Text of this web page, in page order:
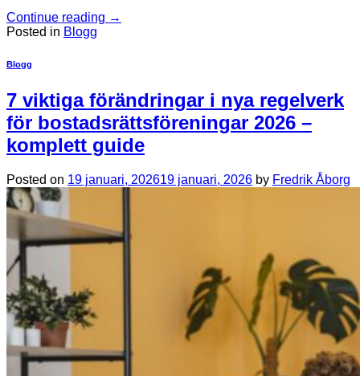
Continue reading →
Posted in Blogg
Blogg
7 viktiga förändringar i nya regelverk
för bostadsrättsföreningar 2026 –
komplett guide
Posted on 19 januari, 202619 januari, 2026 by Fredrik Åborg